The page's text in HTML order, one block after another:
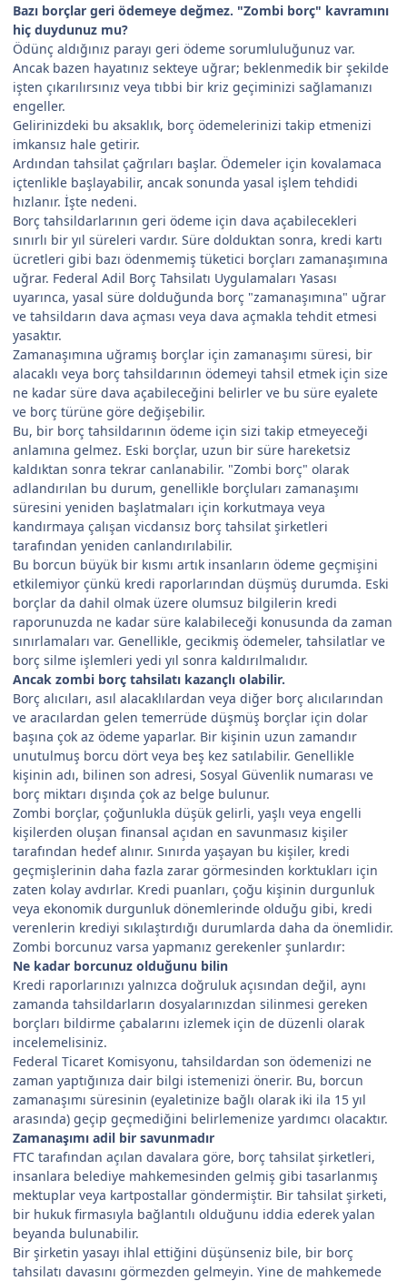
Bazı borçlar geri ödemeye değmez. "Zombi borç" kavramını
hiç duydunuz mu?
Ödünç aldığınız parayı geri ödeme sorumluluğunuz var.
Ancak bazen hayatınız sekteye uğrar; beklenmedik bir şekilde
işten çıkarılırsınız veya tıbbi bir kriz geçiminizi sağlamanızı
engeller.
Gelirinizdeki bu aksaklık, borç ödemelerinizi takip etmenizi
imkansız hale getirir.
Ardından tahsilat çağrıları başlar. Ödemeler için kovalamaca
içtenlikle başlayabilir, ancak sonunda yasal işlem tehdidi
hızlanır. İşte nedeni.
Borç tahsildarlarının geri ödeme için dava açabilecekleri
sınırlı bir yıl süreleri vardır. Süre dolduktan sonra, kredi kartı
ücretleri gibi bazı ödenmemiş tüketici borçları zamanaşımına
uğrar. Federal Adil Borç Tahsilatı Uygulamaları Yasası
uyarınca, yasal süre dolduğunda borç "zamanaşımına" uğrar
ve tahsildarın dava açması veya dava açmakla tehdit etmesi
yasaktır.
Zamanaşımına uğramış borçlar için zamanaşımı süresi, bir
alacaklı veya borç tahsildarının ödemeyi tahsil etmek için size
ne kadar süre dava açabileceğini belirler ve bu süre eyalete
ve borç türüne göre değişebilir.
Bu, bir borç tahsildarının ödeme için sizi takip etmeyeceği
anlamına gelmez. Eski borçlar, uzun bir süre hareketsiz
kaldıktan sonra tekrar canlanabilir. "Zombi borç" olarak
adlandırılan bu durum, genellikle borçluları zamanaşımı
süresini yeniden başlatmaları için korkutmaya veya
kandırmaya çalışan vicdansız borç tahsilat şirketleri
tarafından yeniden canlandırılabilir.
Bu borcun büyük bir kısmı artık insanların ödeme geçmişini
etkilemiyor çünkü kredi raporlarından düşmüş durumda. Eski
borçlar da dahil olmak üzere olumsuz bilgilerin kredi
raporunuzda ne kadar süre kalabileceği konusunda da zaman
sınırlamaları var. Genellikle, gecikmiş ödemeler, tahsilatlar ve
borç silme işlemleri yedi yıl sonra kaldırılmalıdır.
Ancak zombi borç tahsilatı kazançlı olabilir.
Borç alıcıları, asıl alacaklılardan veya diğer borç alıcılarından
ve aracılardan gelen temerrüde düşmüş borçlar için dolar
başına çok az ödeme yaparlar. Bir kişinin uzun zamandır
unutulmuş borcu dört veya beş kez satılabilir. Genellikle
kişinin adı, bilinen son adresi, Sosyal Güvenlik numarası ve
borç miktarı dışında çok az belge bulunur.
Zombi borçlar, çoğunlukla düşük gelirli, yaşlı veya engelli
kişilerden oluşan finansal açıdan en savunmasız kişiler
tarafından hedef alınır. Sınırda yaşayan bu kişiler, kredi
geçmişlerinin daha fazla zarar görmesinden korktukları için
zaten kolay avdırlar. Kredi puanları, çoğu kişinin durgunluk
veya ekonomik durgunluk dönemlerinde olduğu gibi, kredi
verenlerin krediyi sıkılaştırdığı durumlarda daha da önemlidir.
Zombi borcunuz varsa yapmanız gerekenler şunlardır:
Ne kadar borcunuz olduğunu bilin
Kredi raporlarınızı yalnızca doğruluk açısından değil, aynı
zamanda tahsildarların dosyalarınızdan silinmesi gereken
borçları bildirme çabalarını izlemek için de düzenli olarak
incelemelisiniz.
Federal Ticaret Komisyonu, tahsildardan son ödemenizi ne
zaman yaptığınıza dair bilgi istemenizi önerir. Bu, borcun
zamanaşımı süresinin (eyaletinize bağlı olarak iki ila 15 yıl
arasında) geçip geçmediğini belirlemenize yardımcı olacaktır.
Zamanaşımı adil bir savunmadır
FTC tarafından açılan davalara göre, borç tahsilat şirketleri,
insanlara belediye mahkemesinden gelmiş gibi tasarlanmış
mektuplar veya kartpostallar göndermiştir. Bir tahsilat şirketi,
bir hukuk firmasıyla bağlantılı olduğunu iddia ederek yalan
beyanda bulunabilir.
Bir şirketin yasayı ihlal ettiğini düşünseniz bile, bir borç
tahsilatı davasını görmezden gelmeyin. Yine de mahkemede